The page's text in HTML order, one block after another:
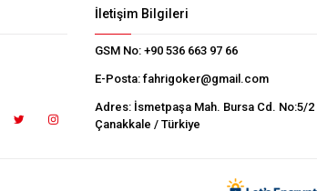
İletişim Bilgileri
GSM No: +90 536 663 97 66
E-Posta: fahrigoker@gmail.com
Adres: İsmetpaşa Mah. Bursa Cd. No:5/
Çanakkale / Türkiye